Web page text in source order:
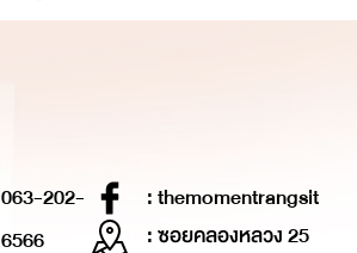
063-202-
6566
: themomentrangsit
: ซอยคลองหลวง 25